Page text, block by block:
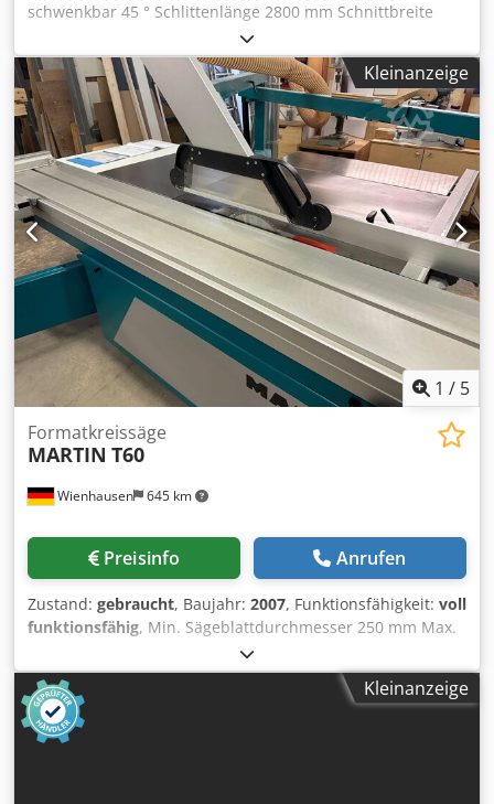
schwenkbar 45 ° Schlittenlänge 2800 mm Schnittbreite
1250 mm Motorleistung 5,5 kW Dcsdpfjzqghaex Am Eok
Schnitthöhe 145 mm Sägeblattdurchmesser 450 mm -
Parallelogramm-Schutzvorrichtung
Kleinanzeige
1 / 5
Wienhausen 645 km
Formatkreissäge
MARTIN T60
Preisinfo Anrufen
Zustand: gebraucht, Baujahr: 2007, Funktionsfähigkeit: voll
funktionsfähig, Min. Sägeblattdurchmesser 250 mm Max.
Sägeblattdurchmesser 400 mm Drehzahl 4000, 4800 und
6000 U/min Hauptmotor 4 kW Schnittlänge 3200 mm
Dodsztadmjpfx Am Eeck Schnittbreite 850 mm
Schwenkbereich +/- 0° - 46°
Kleinanzeige